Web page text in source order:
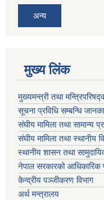
अन्य
मुख्य लिंक
मुख्यमन्त्री तथा
सूचना प्रविधि सम्बन्धि
संघीय मामिला तथा सामान्य
संघीय मामिला तथा स्थानीय
स्थानीय शासन तथा
नेपाल सरकारको आधिकारिक
केन्द्रीय पञ्जीकरण विभाग
अर्थ मन्त्रालय